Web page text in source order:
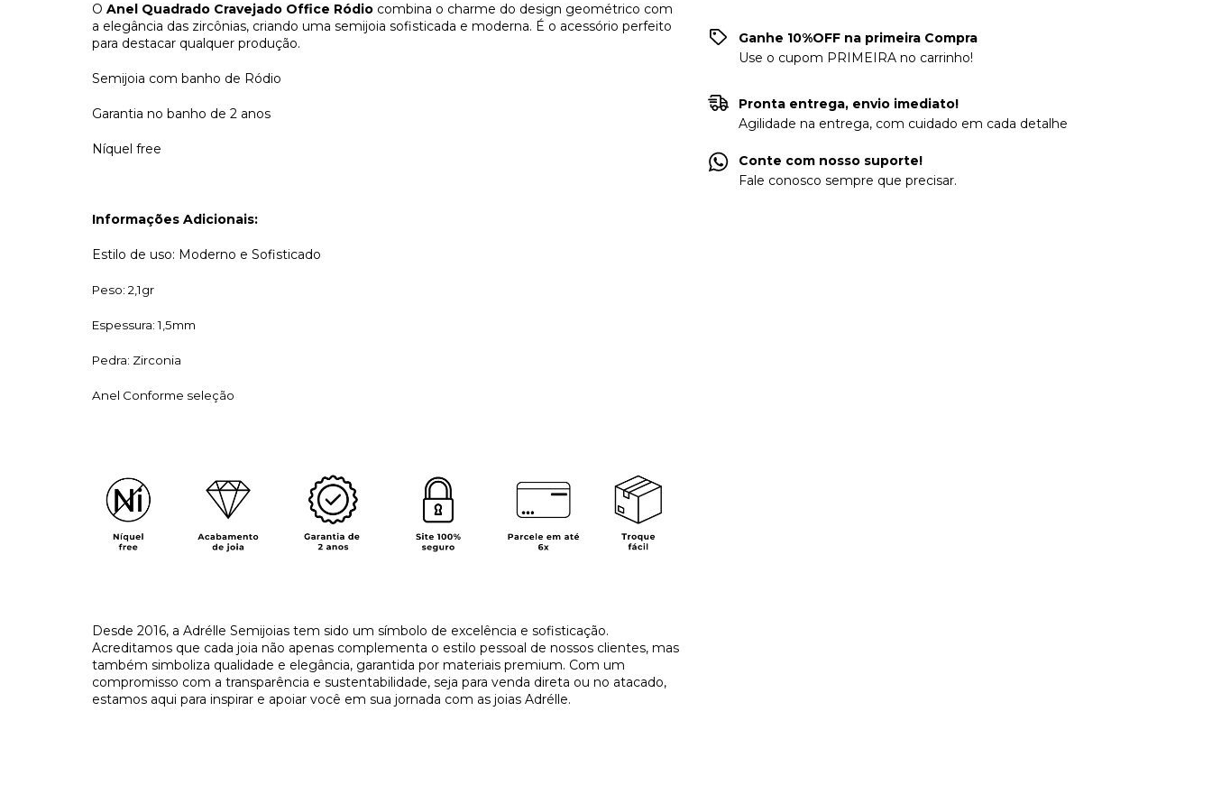
O Anel Quadrado Cravejado Office Ródio combina o charme do design geométrico com
a elegância das zircônias, criando uma semijoia sofisticada e moderna. É o acessório perfeito
para destacar qualquer produção.
Semijoia com banho de Ródio
Garantia no banho de 2 anos
Níquel free
Informações Adicionais:
Estilo de uso: Moderno e Sofisticado
Peso: 2,1gr
Espessura: 1,5mm
Pedra: Zirconia
Anel Conforme seleção
​Desde 2016, a Adrélle Semijoias tem sido um símbolo de excelência e sofisticação.
Acreditamos que cada joia não apenas complementa o estilo pessoal de nossos clientes, mas
também simboliza qualidade e elegância, garantida por materiais premium. Com um
compromisso com a transparência e sustentabilidade, seja para venda direta ou no atacado,
estamos aqui para inspirar e apoiar você em sua jornada com as joias Adrélle.
Ganhe 10%OFF na primeira Compra
Use o cupom PRIMEIRA no carrinho!
Pronta entrega, envio imediato!
Agilidade na entrega, com cuidado em cada detalhe
Conte com nosso suporte!
Fale conosco sempre que precisar.